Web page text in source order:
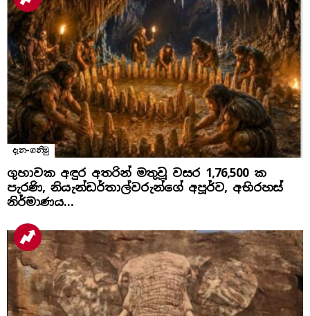
දැන-ගනිමු
ගුහාවක අඳුර අතරින් මතුවූ වසර 1,76,500 ක
පැරණි, නියැන්ඩර්තාල්වරුන්ගේ අපූර්ව, අභිරහස්
නිර්මාණය…